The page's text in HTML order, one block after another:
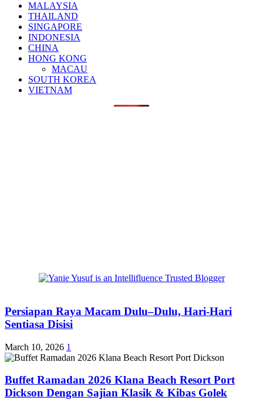
MALAYSIA
THAILAND
SINGAPORE
INDONESIA
CHINA
HONG KONG
MACAU
SOUTH KOREA
VIETNAM
Persiapan Raya Macam Dulu–Dulu, Hari-Hari
Sentiasa Disisi
March 10, 2026 1
Buffet Ramadan 2026 Klana Beach Resort Port
Dickson Dengan Sajian Klasik & Kibas Golek